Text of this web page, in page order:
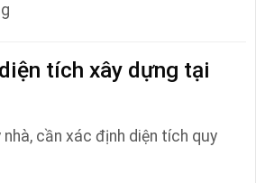
tích xây dựng tại
cần xác định diện tích quy